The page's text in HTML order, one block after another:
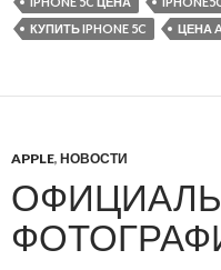
КУПИТЬ IPHONE 5C
ЦЕНА
APPLE, НОВОСТИ